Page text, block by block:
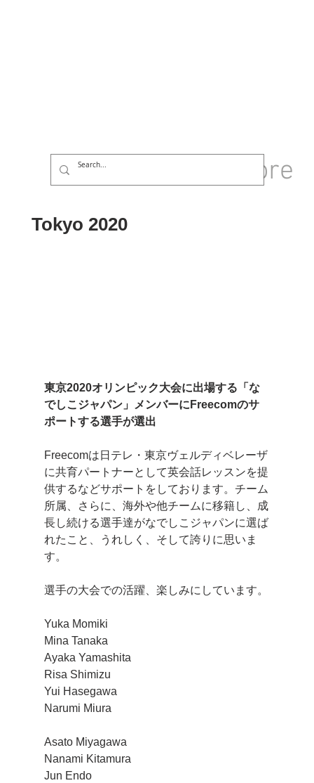
More
Tokyo 2020
東京2020オリンピック大会に出場する「な
でしこジャパン」メンバーにFreecomのサ
ポートする選手が選出
Freecomは日テレ・東京ヴェルディベレーザ
に共育パートナーとして英会話レッスンを提
供するなどサポートをしております。チーム
所属、さらに、海外や他チームに移籍し、成
長し続ける選手達がなでしこジャパンに選ば
れたこと、うれしく、そして誇りに思いま
す。
選手の大会での活躍、楽しみにしています。
Yuka Momiki
Mina Tanaka
Ayaka Yamashita
Risa Shimizu
Yui Hasegawa
Narumi Miura
Asato Miyagawa
Nanami Kitamura
Jun Endo